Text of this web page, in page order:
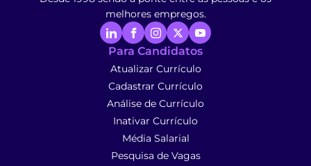
melhores empregos.
Para Candidatos
Atualizar Currículo
Cadastrar Currículo
Análise de Currículo
Inativar Currículo
Média Salarial
Pesquisa de Vagas